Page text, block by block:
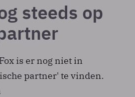
steeds op
is er nog niet in
partner' te vinden.